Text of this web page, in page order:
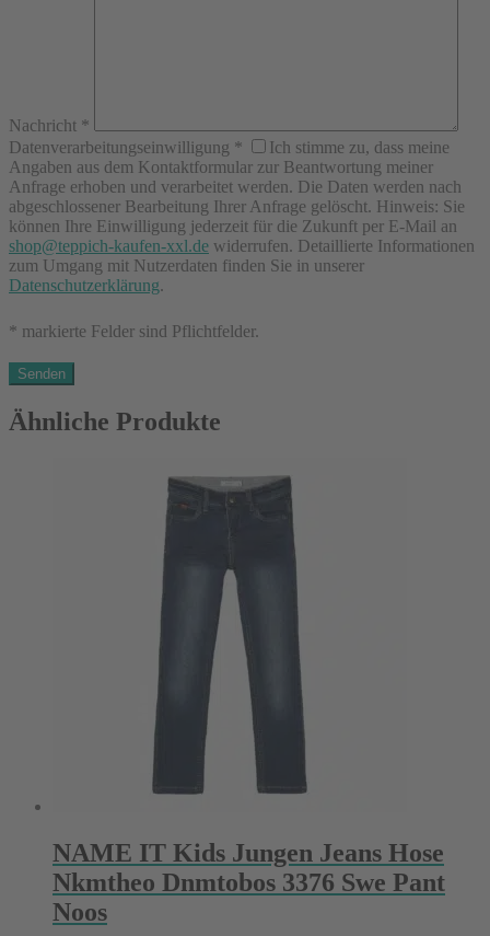
Nachricht *
Datenverarbeitungseinwilligung *
Ich stimme zu, dass meine
Angaben aus dem Kontaktformular zur Beantwortung meiner
Anfrage erhoben und verarbeitet werden. Die Daten werden nach
abgeschlossener Bearbeitung Ihrer Anfrage gelöscht. Hinweis: Sie
können Ihre Einwilligung jederzeit für die Zukunft per E-Mail an
shop@teppich-kaufen-xxl.de widerrufen. Detaillierte Informationen
zum Umgang mit Nutzerdaten finden Sie in unserer
Datenschutzerklärung.
* markierte Felder sind Pflichtfelder.
Ähnliche Produkte
NAME IT Kids Jungen Jeans Hose
Nkmtheo Dnmtobos 3376 Swe Pant
Noos